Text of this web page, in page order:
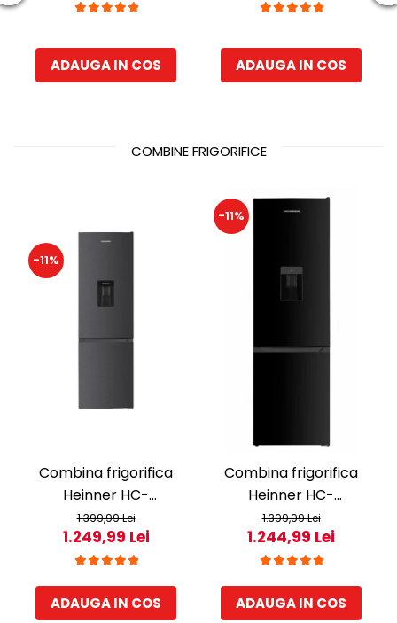
Alb/Albastru
ADAUGA IN COS
H 83 cm, Alb
ADAUGA IN COS
COMBINE FRIGORIFICE
-11%
Combina frigorifica
Heinner HC-
HM260DGWDE++, 262 l,
Clasa E, Dozator de apa,
Control electronic cu
termostat ajustabil,
Lumina LED, 3 rafturi din
1.399,99 Lei
1.249,99 Lei
ADAUGA IN COS
-11%
Combina frigorifica
Heinner HC-
HM260BKWDE++, 260 l,
Clasa E, Lumina LED,
Dozator de apa, Usi
reversibile Negru
1.399,99 Lei
1.244,99 Lei
ADAUGA IN COS